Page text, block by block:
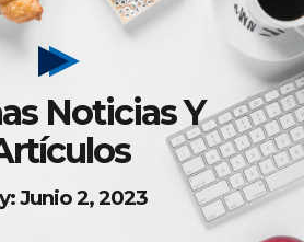
Noticias Y
Junio 2, 2023